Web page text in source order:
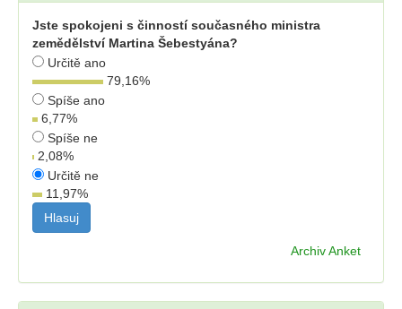
Jste spokojeni s činností současného ministra
zemědělství Martina Šebestyána?
Určitě ano
79,16%
Spíše ano
6,77%
Spíše ne
2,08%
Určitě ne
11,97%
Archiv Anket